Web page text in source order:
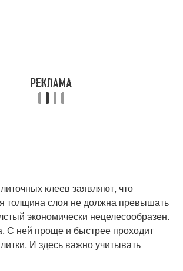
клеев заявляют, что
толщина слоя не должна превышать
экономически нецелесообразен.
С ней проще и быстрее проходит
И здесь важно учитывать